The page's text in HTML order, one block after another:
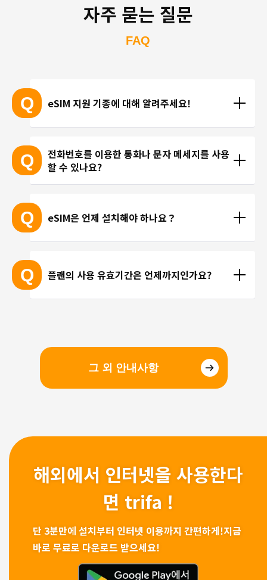
자주 묻는 질문
FAQ
Q eSIM 지원 기종에 대해 알려주세요!
※ eSIM 지원 기기가 계속 출시되고 있기 때문에 최신
기기는 목록에 포함되지 않을 수 있습니다.
※ 고객님의 기기가 eSIM을 지원하는지 여부에 대해
서는 개별 문의를 통해 확인해 드리지 않습니다.
Q
전화번호를 이용한 통화나 문자 메세지를 사용
할 수 있나요?
고 있지 않습니다. 카카오톡, 인스타그램 등 인터넷 회
선을 이용한 통화를 이용해 주시기 바랍니다.
Q eSIM은 언제 설치해야 하나요？
하셔도 괜찮습니다. 현지 공항의 와이파이 속도가 걱
정되시는 분들은 국내에서 설치 및 설정을 완료하고,
현지에서 eSIM만 전환하는 방법을 추천해 드립니다.
Q 플랜의 사용 유효기간은 언제까지인가요?
그 외 안내사항
해외에서 인터넷을 사용한다
면 trifa !
단 3분만에 설치부터 인터넷 이용까지 간편하게!지금
바로 무료로 다운로드 받으세요!